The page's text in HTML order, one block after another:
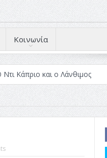
Κοινωνία
Ντι Κάπριο και ο Λάνθιμος
αντισυμβατική
Τρία Βήματα Μπροστά για Σένα